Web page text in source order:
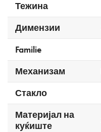
Тежина
Димензии
Familie
Механизам
Стакло
Материјал на
куќиште